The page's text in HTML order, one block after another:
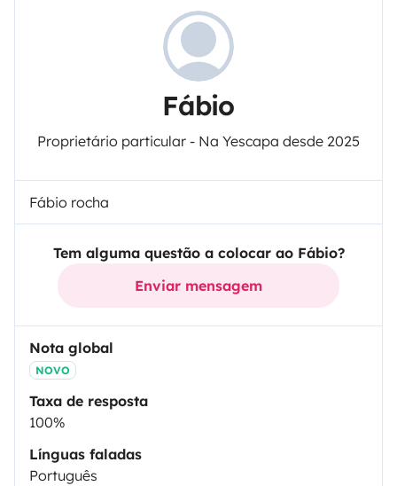
Fábio
Proprietário particular - Na Yescapa desde 2025
Fábio rocha
Tem alguma questão a colocar ao Fábio?
Enviar mensagem
Nota global
NOVO
Taxa de resposta
100%
Línguas faladas
Português